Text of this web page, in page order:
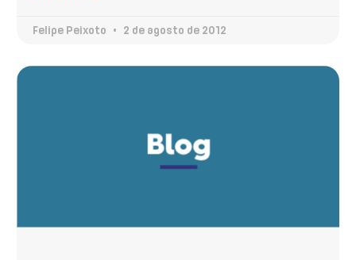
Felipe Peixoto 2 de agosto de 2012